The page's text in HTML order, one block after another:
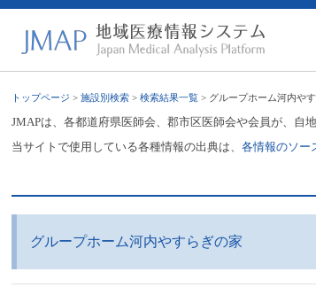
トップページ >施設別検索 >検索結果一覧 > グループホーム河内や
JMAPは、各都道府県医師会、郡市区医師会や会員が、自
当サイトで使用している各種情報の出典は、各情報のソー
グループホーム河内やすらぎの家